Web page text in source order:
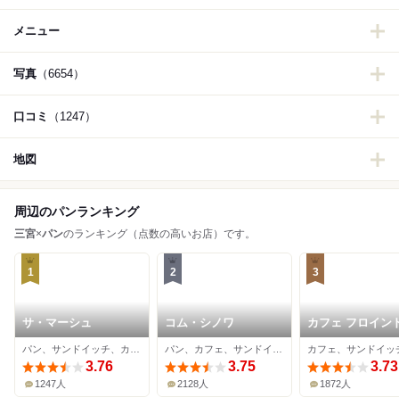
メニュー
写真 （6654）
口コミ （1247）
地図
周辺のパンランキング
三宮×パンのランキング（点数の高いお店）です。
1
サ・マーシュ
3.76
1247人
2
コム・シノワ
3.75
2128人
3
カフェ フロイン
ーブ 本店
3.73
1872人